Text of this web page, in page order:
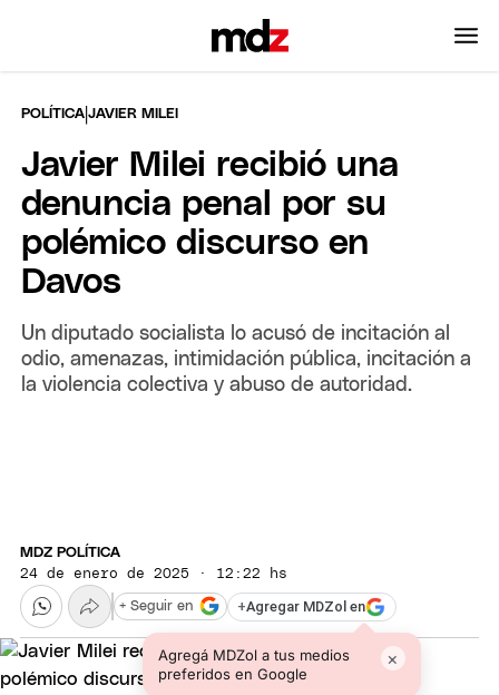
POLÍTICA |JAVIER MILEI
Javier Milei recibió una
denuncia penal por su
polémico discurso en
Davos
Un diputado socialista lo acusó de incitación al
odio, amenazas, intimidación pública, incitación a
la violencia colectiva y abuso de autoridad.
MDZ POLÍTICA
24 de enero de 2025 · 12:22 hs
+Agregar MDZol en
Agregá MDZol a tus medios
preferidos en Google
×
+ Seguir en